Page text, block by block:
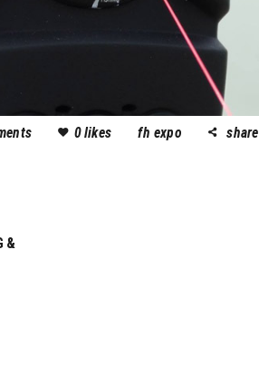
0likes fh expo share
&